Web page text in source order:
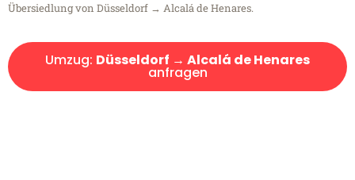
Übersiedlung von Düsseldorf → Alcalá de Henares.
Umzug: Düsseldorf → Alcalá de Henares
anfragen